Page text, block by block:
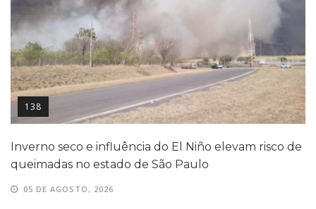
138
Inverno seco e influência do El Niño elevam risco de
queimadas no estado de São Paulo
05 DE AGOSTO, 2026